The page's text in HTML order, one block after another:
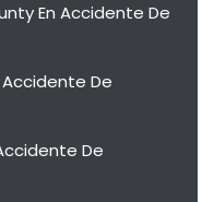
En Accidente De
De
De